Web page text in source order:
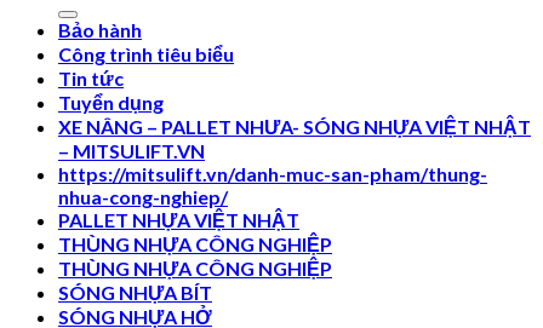
Bảo hành
Công trình tiêu biểu
Tin tức
Tuyển dụng
XE NÂNG – PALLET NHƯA- SÓNG NHỰA VIỆT NHẬT
– MITSULIFT.VN
https://mitsulift.vn/danh-muc-san-pham/thung-
nhua-cong-nghiep/
PALLET NHỰA VIỆT NHẬT
THÙNG NHỰA CÔNG NGHIỆP
THÙNG NHỰA CÔNG NGHIỆP
SÓNG NHỰA BÍT
SÓNG NHỰA HỞ